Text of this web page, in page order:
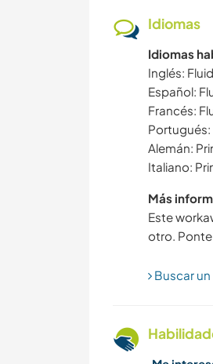
AIRE
Idiomas
Idiomas
Inglés:
Español:
Francés:
Portugués:
Alemán:
Italiano:
Más
Este
otro.
Buscar